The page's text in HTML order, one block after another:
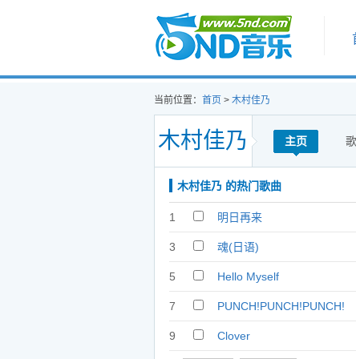
首页
当前位置： 首页 > 木村佳乃
木村佳乃 主页
木村佳乃 的热门歌曲
1 明日再来
3 魂(日语)
5 Hello Myself
7 PUNCH!PUNCH!PUNCH!
9
Clover